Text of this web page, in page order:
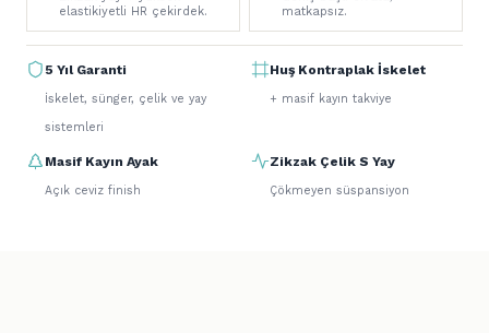
elastikiyetli HR çekirdek.
matkapsız.
5 Yıl Garanti
İskelet, sünger, çelik ve yay
sistemleri
Huş Kontraplak İskelet
+ masif kayın takviye
Masif Kayın Ayak
Açık ceviz finish
Zikzak Çelik S Yay
Çökmeyen süspansiyon